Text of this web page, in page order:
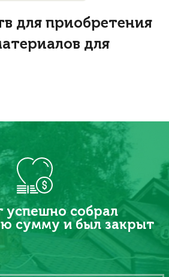
для приобретения
для
успешно собрал
сумму и был закрыт